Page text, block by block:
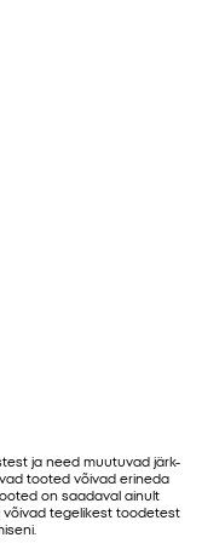
ja need muutuvad järk-
tooted võivad erineda
on saadaval ainult
võivad tegelikest toodetest